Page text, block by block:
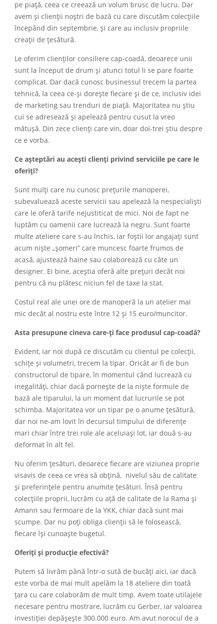
pe piață, ceea ce creează un volum brusc de lucru. Dar
avem și clienții noștri de bază cu care discutăm colecțiile
începând din septembrie, și care au inclusiv propriile
creații de țesătură.
Le oferim clienților consiliere cap-coadă, deoarece unii
sunt la început de drum și atunci totul li se pare foarte
complicat. Dar dacă cunosc businessul trecem la partea
tehnică, la ceea ce-și dorește fiecare și de ce, inclusiv idei
de marketing sau trenduri de piață. Majoritatea nu știu
cui se adresează și apelează pentru cusut la vreo
mătușă. Din zece clienți care vin, doar doi-trei știu despre
ce e vorba.
Ce așteptări au acești clienți privind serviciile pe care le
oferiți?
Sunt mulți care nu cunosc prețurile manoperei,
subevaluează aceste servicii sau apelează la nespecialiști
care le oferă tarife nejustiticat de mici. Noi de fapt ne
luptăm cu oamenii care lucrează la negru. Sunt foarte
multe ateliere care s-au închis, iar foștii lor angajați sunt
acum niște „șomeri” care muncesc foarte frumos de
acasă, ajustează haine sau colaborează cu câte un
designer. Ei bine, aceștia oferă alte prețuri decât noi
pentru că nu plătesc niciun fel de taxe la stat.
Costul real ale unei ore de manoperă la un atelier mai
mic decât al nostru este între 12 și 15 euro/muncitor.
Asta presupune cineva care-ți face produsul cap-coadă?
Evident, iar noi după ce discutăm cu clientul pe colecții,
schițe și volumetri, trecem la tipar. Oricât ar fi de bun
constructorul de tipare, în momentul când lucrează cu
inegalități, chiar dacă pornește de la niște formule de
bază ale tiparului, la un moment dat lucrurile se pot
schimba. Majoritatea vor un tipar pe o anume țesătură,
dar noi ne-am lovit în decursul timpului de diferențe
mari chiar între trei role ale aceluiași lot, iar două s-au
deformat în alt fel.
Nu oferim țesături, deoarece fiecare are viziunea proprie
visavis de ceea ce vrea să obțină, nivelul său de calitate
și preferințele pentru anumite țesături. Însă pentru
colecțiile proprii, lucrăm cu ață de calitate de la Rama și
Amann sau fermoare de la YKK, chiar dacă sunt mai
scumpe. Dar nu poți obliga clienții să le folosească,
fiecare își cunoaște bugetul.
Oferiți și producție efectivă?
Putem să livrăm până într-o sută de bucăți aici, iar dacă
este vorba de mai mult apelăm la 18 ateliere din toată
țara cu care colaborăm de mult timp. Avem toate utilajele
necesare pentru mostrare, lucrăm cu Gerber, iar valoarea
investiției depășește 300.000 euro. Am avut norocul de a